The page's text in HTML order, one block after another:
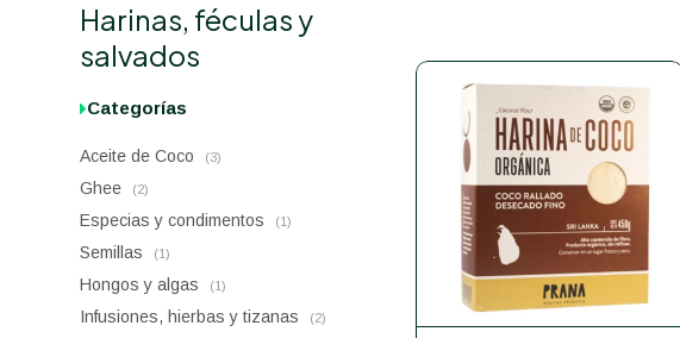
Harinas, féculas y
salvados
Categorías
Aceite de Coco (3)
Ghee (2)
Especias y condimentos (1)
Semillas (1)
Hongos y algas (1)
Infusiones, hierbas y tizanas (2)